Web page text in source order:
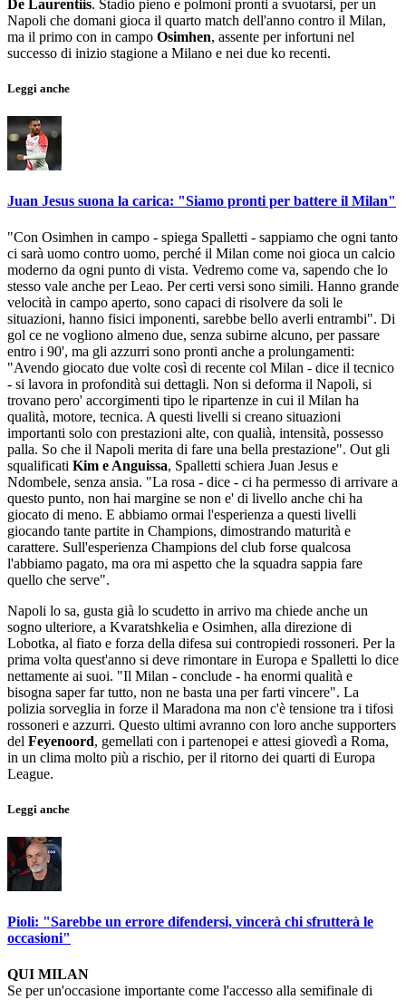
De Laurentiis. Stadio pieno e polmoni pronti a svuotarsi, per un
Napoli che domani gioca il quarto match dell'anno contro il Milan,
ma il primo con in campo Osimhen, assente per infortuni nel
successo di inizio stagione a Milano e nei due ko recenti.
Leggi anche
Juan Jesus suona la carica: "Siamo pronti per battere il Milan"
"Con Osimhen in campo - spiega Spalletti - sappiamo che ogni tanto
ci sarà uomo contro uomo, perché il Milan come noi gioca un calcio
moderno da ogni punto di vista. Vedremo come va, sapendo che lo
stesso vale anche per Leao. Per certi versi sono simili. Hanno grande
velocità in campo aperto, sono capaci di risolvere da soli le
situazioni, hanno fisici imponenti, sarebbe bello averli entrambi". Di
gol ce ne vogliono almeno due, senza subirne alcuno, per passare
entro i 90', ma gli azzurri sono pronti anche a prolungamenti:
"Avendo giocato due volte così di recente col Milan - dice il tecnico
- si lavora in profondità sui dettagli. Non si deforma il Napoli, si
trovano pero' accorgimenti tipo le ripartenze in cui il Milan ha
qualità, motore, tecnica. A questi livelli si creano situazioni
importanti solo con prestazioni alte, con qualià, intensità, possesso
palla. So che il Napoli merita di fare una bella prestazione". Out gli
squalificati Kim e Anguissa, Spalletti schiera Juan Jesus e
Ndombele, senza ansia. "La rosa - dice - ci ha permesso di arrivare a
questo punto, non hai margine se non e' di livello anche chi ha
giocato di meno. E abbiamo ormai l'esperienza a questi livelli
giocando tante partite in Champions, dimostrando maturità e
carattere. Sull'esperienza Champions del club forse qualcosa
l'abbiamo pagato, ma ora mi aspetto che la squadra sappia fare
quello che serve".
Napoli lo sa, gusta già lo scudetto in arrivo ma chiede anche un
sogno ulteriore, a Kvaratshkelia e Osimhen, alla direzione di
Lobotka, al fiato e forza della difesa sui contropiedi rossoneri. Per la
prima volta quest'anno si deve rimontare in Europa e Spalletti lo dice
nettamente ai suoi. "Il Milan - conclude - ha enormi qualità e
bisogna saper far tutto, non ne basta una per farti vincere". La
polizia sorveglia in forze il Maradona ma non c'è tensione tra i tifosi
rossoneri e azzurri. Questo ultimi avranno con loro anche supporters
del Feyenoord, gemellati con i partenopei e attesi giovedì a Roma,
in un clima molto più a rischio, per il ritorno dei quarti di Europa
League.
Leggi anche
Pioli: "Sarebbe un errore difendersi, vincerà chi sfrutterà le
occasioni"
QUI MILAN
Se per un'occasione importante come l'accesso alla semifinale di